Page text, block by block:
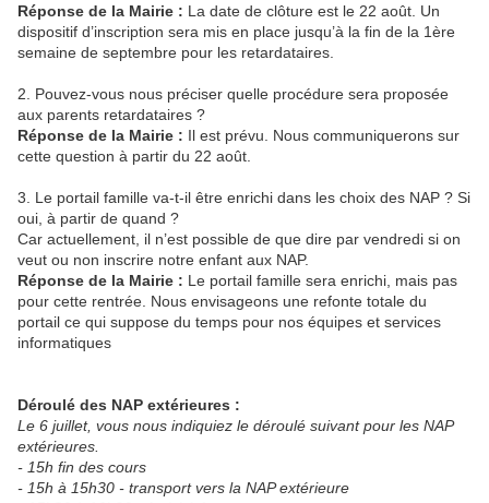
Réponse de la Mairie : La date de clôture est le 22 août. Un
dispositif d’inscription sera mis en place jusqu’à la fin de la 1ère
semaine de septembre pour les retardataires.
2. Pouvez-vous nous préciser quelle procédure sera proposée
aux parents retardataires ?
Réponse de la Mairie : Il est prévu. Nous communiquerons sur
cette question à partir du 22 août.
3. Le portail famille va-t-il être enrichi dans les choix des NAP ? Si
oui, à partir de quand ?
Car actuellement, il n’est possible de que dire par vendredi si on
veut ou non inscrire notre enfant aux NAP.
Réponse de la Mairie : Le portail famille sera enrichi, mais pas
pour cette rentrée. Nous envisageons une refonte totale du
portail ce qui suppose du temps pour nos équipes et services
informatiques
Déroulé des NAP extérieures :
Le 6 juillet, vous nous indiquiez le déroulé suivant pour les NAP
extérieures.
- 15h fin des cours
- 15h à 15h30 - transport vers la NAP extérieure